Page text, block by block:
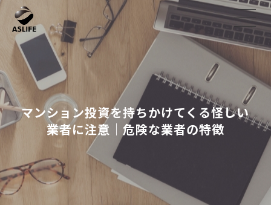
マンション投資を持ちかけてくる怪しい
業者に注意｜危険な業者の特徴